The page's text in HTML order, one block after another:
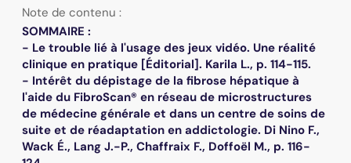
Note de contenu :
SOMMAIRE :
- Le trouble lié à l'usage des jeux vidéo. Une réalité
clinique en pratique [Éditorial]. Karila L., p. 114-115.
- Intérêt du dépistage de la fibrose hépatique à
l'aide du FibroScan® en réseau de microstructures
de médecine générale et dans un centre de soins de
suite et de réadaptation en addictologie. Di Nino F.,
Wack É., Lang J.-P., Chaffraix F., Doffoël M., p. 116-